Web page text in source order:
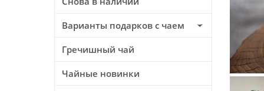
Варианты подарков с чаем
Гречишный чай
Чайные новинки